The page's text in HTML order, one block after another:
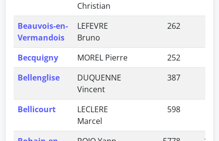
Christian
Beauvois-en-
Vermandois
LEFEVRE
Bruno
262
Becquigny MOREL Pierre 252
Bellenglise
DUQUENNE
Vincent
387
Bellicourt
LECLERE
Marcel
598